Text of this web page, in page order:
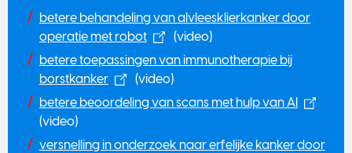
betere behandeling van alvleesklierkanker door
operatie met robot
(video)
betere toepassingen van immunotherapie bij
borstkanker
(video)
betere beoordeling van scans met hulp van AI
(video)
versnelling in onderzoek naar erfelijke kanker door